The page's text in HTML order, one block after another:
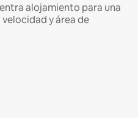
alojamiento para una
y área de